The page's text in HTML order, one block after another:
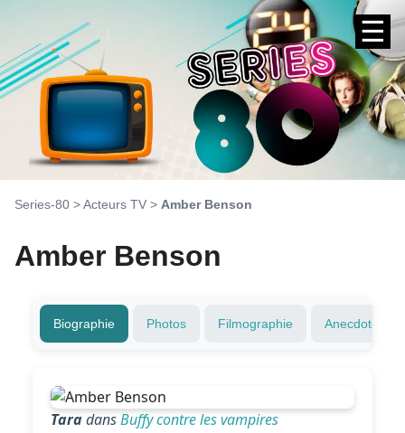
☰
Series-80 >Acteurs TV > Amber Benson
Amber Benson
Biographie Photos Filmographie Anecdotes
TaradansBuffy contre les vampires